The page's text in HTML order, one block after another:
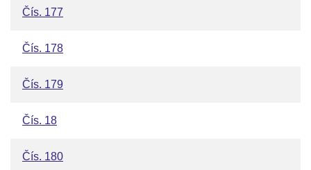
Čís. 177
Čís. 178
Čís. 179
Čís. 18
Čís. 180